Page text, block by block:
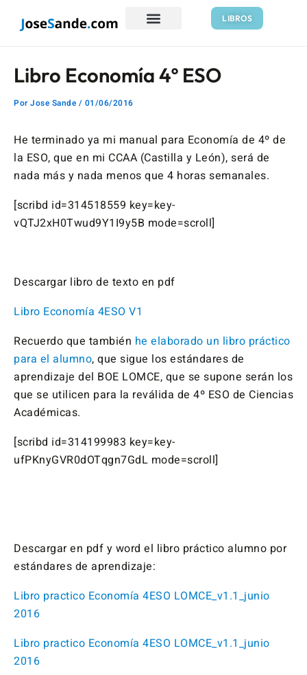
LIBROS
Libro Economía 4º ESO
Por Jose Sande / 01/06/2016
He terminado ya mi manual para Economía de 4º de
la ESO, que en mi CCAA (Castilla y León), será de
nada más y nada menos que 4 horas semanales.
[scribd id=314518559 key=key-
vQTJ2xH0Twud9Y1I9y5B mode=scroll]
Descargar libro de texto en pdf
Libro Economía 4ESO V1
Recuerdo que también he elaborado un libro práctico
para el alumno, que sigue los estándares de
aprendizaje del BOE LOMCE, que se supone serán los
que se utilicen para la reválida de 4º ESO de Ciencias
Académicas.
[scribd id=314199983 key=key-
ufPKnyGVR0dOTqgn7GdL mode=scroll]
Descargar en pdf y word el libro práctico alumno por
estándares de aprendizaje:
Libro practico Economía 4ESO LOMCE_v1.1_junio
2016
Libro practico Economía 4ESO LOMCE_v1.1_junio
2016
de